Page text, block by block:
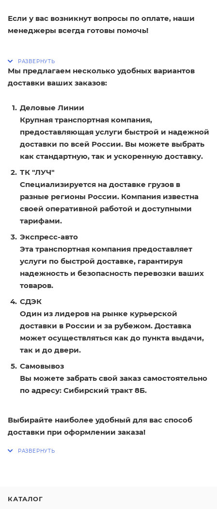
Если у вас возникнут вопросы по оплате, наши
менеджеры всегда готовы помочь!
Мы предлагаем несколько удобных вариантов
доставки ваших заказов:
Деловые Линии
Крупная транспортная компания,
предоставляющая услуги быстрой и надежной
доставки по всей России. Вы можете выбрать
как стандартную, так и ускоренную доставку.
ТК "ЛУЧ"
Специализируется на доставке грузов в
разные регионы России. Компания известна
своей оперативной работой и доступными
тарифами.
Экспресс-авто
Эта транспортная компания предоставляет
услуги по быстрой доставке, гарантируя
надежность и безопасность перевозки ваших
товаров.
СДЭК
Один из лидеров на рынке курьерской
доставки в России и за рубежом. Доставка
может осуществляться как до пункта выдачи,
так и до двери.
Самовывоз
Вы можете забрать свой заказ самостоятельно
по адресу: Сибирский тракт 8Б.
Выбирайте наиболее удобный для вас способ
доставки при оформлении заказа!
КАТАЛОГ